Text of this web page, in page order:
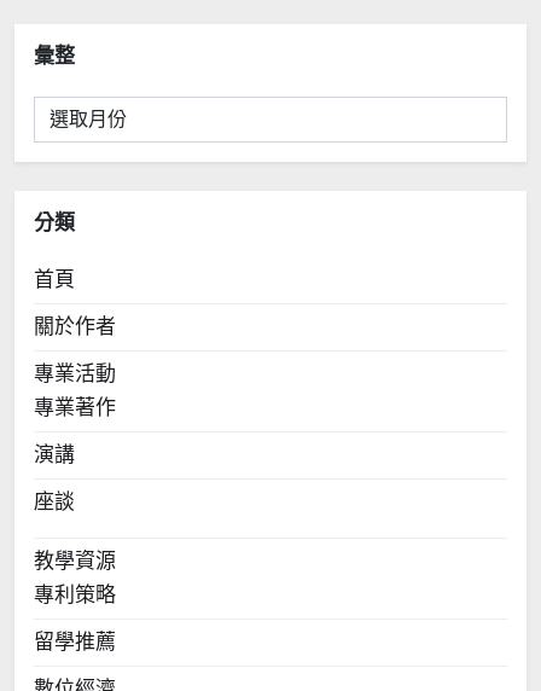
彙整
彙
整
分類
首頁
關於作者
專業活動
專業著作
演講
座談
教學資源
專利策略
留學推薦